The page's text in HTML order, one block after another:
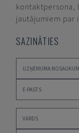
kontaktpersona,
jautājumiem par
SAZINĀTIES